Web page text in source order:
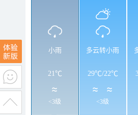
小雨
21℃
<3级
多云转小雨
29℃/22℃
<3级